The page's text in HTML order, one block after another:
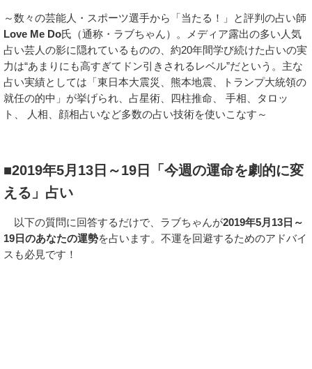
～数々の芸能人・スポーツ選手から「当たる！」と評判の占い師
Love Me Do氏（通称・ラブちゃん）。メディア露出の多い人気
占い芸人の影に隠れているものの、約20年間学び続けた占いの実
力は“あまりにも高すぎてドン引きされるレベル”だという。主な
占い実績としては「東日本大震災、熊本地震、トランプ大統領の
就任の的中」が挙げられ、占星術、四柱推命、 手相、タロッ
ト、 人相、顔相占いなど多数の占い技術を使いこなす～
■2019年5月13日～19日「今週の運命を劇的に変
える」占い
以下の質問に回答するだけで、ラブちゃんが2019年5月13日～
19日のあなたの運勢を占います。不運を回避するためのアドバイ
スも必見です！